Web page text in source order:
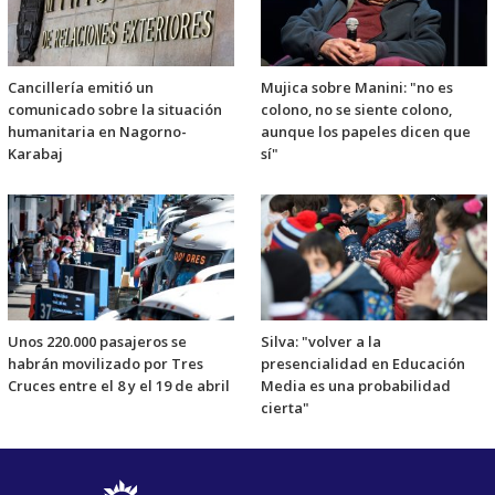
Cancillería emitió un
comunicado sobre la situación
humanitaria en Nagorno-
Karabaj
Mujica sobre Manini: "no es
colono, no se siente colono,
aunque los papeles dicen que
sí"
Unos 220.000 pasajeros se
habrán movilizado por Tres
Cruces entre el 8 y el 19 de abril
Silva: "volver a la
presencialidad en Educación
Media es una probabilidad
cierta"